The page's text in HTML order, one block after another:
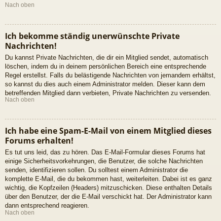
Nach oben
Ich bekomme ständig unerwünschte Private
Nachrichten!
Du kannst Private Nachrichten, die dir ein Mitglied sendet, automatisch
löschen, indem du in deinem persönlichen Bereich eine entsprechende
Regel erstellst. Falls du belästigende Nachrichten von jemandem erhältst,
so kannst du dies auch einem Administrator melden. Dieser kann dem
betreffenden Mitglied dann verbieten, Private Nachrichten zu versenden.
Nach oben
Ich habe eine Spam-E-Mail von einem Mitglied dieses
Forums erhalten!
Es tut uns leid, das zu hören. Das E-Mail-Formular dieses Forums hat
einige Sicherheitsvorkehrungen, die Benutzer, die solche Nachrichten
senden, identifizieren sollen. Du solltest einem Administrator die
komplette E-Mail, die du bekommen hast, weiterleiten. Dabei ist es ganz
wichtig, die Kopfzeilen (Headers) mitzuschicken. Diese enthalten Details
über den Benutzer, der die E-Mail verschickt hat. Der Administrator kann
dann entsprechend reagieren.
Nach oben